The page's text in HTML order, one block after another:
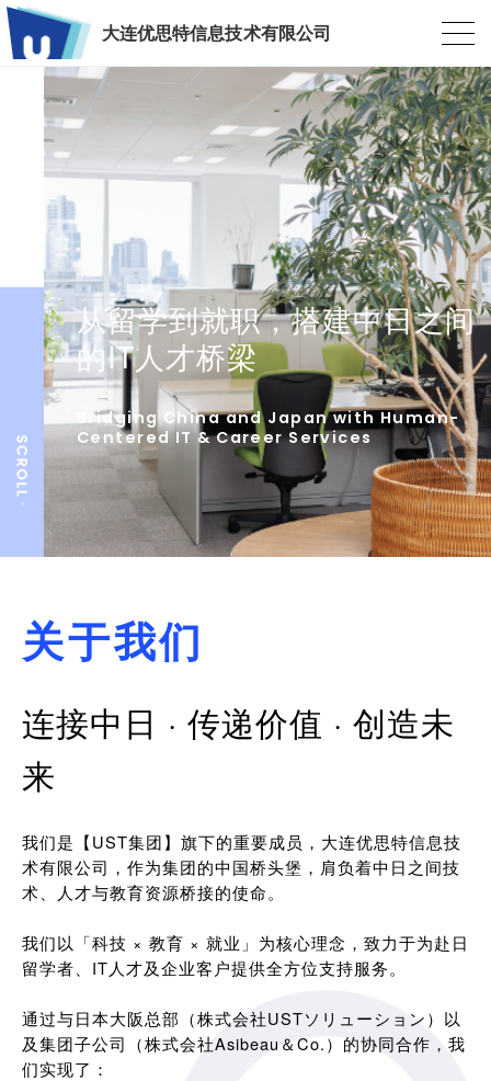
大连优思特信息技术有限公司
从留学到就职，搭建中日之间
的IT人才桥梁
Bridging China and Japan with Human-
Centered IT & Career Services
关于我们
连接中日 · 传递价值 · 创造未
来
我们是【UST集团】旗下的重要成员，大连优思特信息技
术有限公司，作为集团的中国桥头堡，肩负着中日之间技
术、人才与教育资源桥接的使命。
我们以「科技 × 教育 × 就业」为核心理念，致力于为赴日
留学者、IT人才及企业客户提供全方位支持服务。
通过与日本大阪总部（株式会社USTソリューション）以
及集团子公司（株式会社Asibeau＆Co.）的协同合作，我
们实现了：